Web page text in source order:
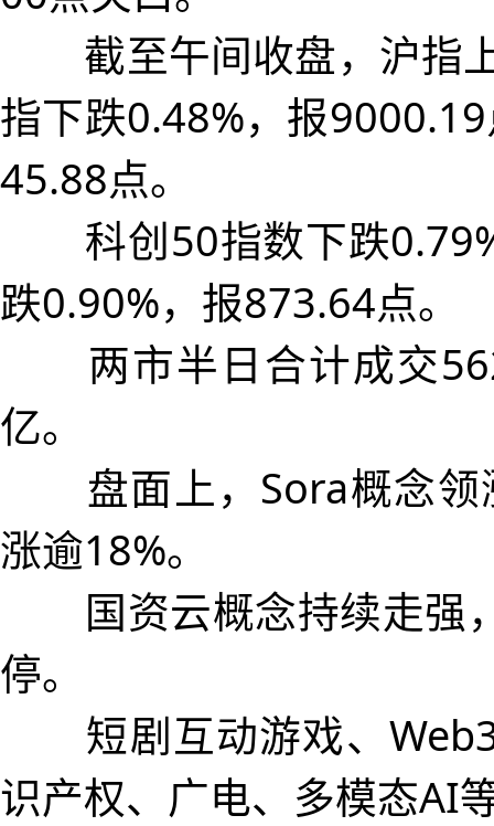
截至午间收盘，沪指
指下跌0.48%，报
45.88点。
科创50指数下跌
跌0.90%，报873.64点。
两市半日合计成交
亿。
盘面上，Sora概念领
涨逾18%。
国资云概念持续走强
停。
短剧互动游戏、
识产权、广电、多模态AI